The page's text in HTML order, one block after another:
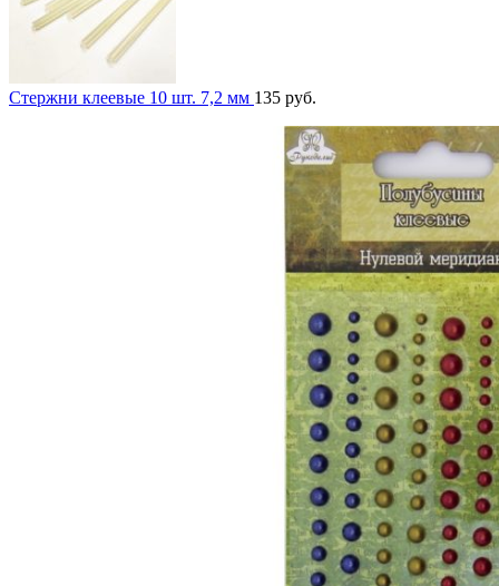
Стержни клеевые 10 шт. 7,2 мм 135 руб.